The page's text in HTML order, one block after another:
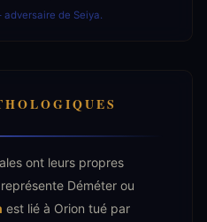
de Seiya.
ont leurs propres
représente Déméter ou
est lié à Orion tué par